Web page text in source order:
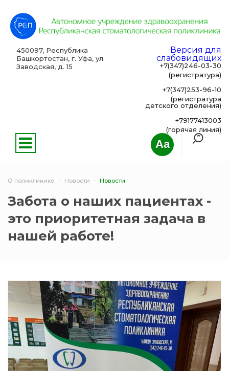
Aa
450097, Республика
Башкортостан, г. Уфа, ул.
Заводская, д. 15
Версия для
слабовидящих
+7(347)246-03-30
(регистратура)
+7(347)253-96-10
(регистратура
детского отделения)
+79177413003
(горячая линия)
О поликлинике Новости Новости
Забота о наших пациентах -
это приоритетная задача в
нашей работе!